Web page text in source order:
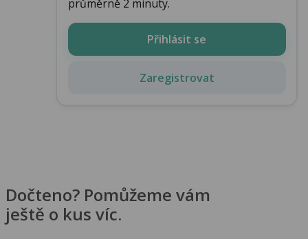
průměrně 2 minuty.
Přihlásit se
Zaregistrovat
Dočteno? Pomůžeme vám
ještě o kus víc.